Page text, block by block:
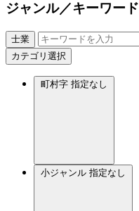
ジャンル／キーワード
士業
カテゴリ選択
町村字 指定なし
小ジャンル 指定なし